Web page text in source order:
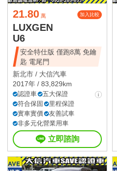
21.80 萬 加入比較
LUXGEN
U6
安全特仕版 僅跑8萬 免鑰
匙 電尾門
新北市 / 大信汽車
2017年 / 83,829km
認證車
五大保證
符合保固
里程保證
實車實價
友善試車
非多元化營業用車
立即諮詢